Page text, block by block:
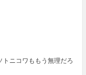
ニコワももう無理だろ